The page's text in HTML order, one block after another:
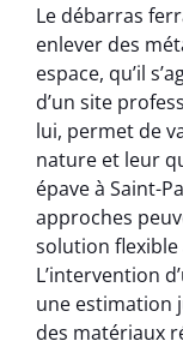
Le débarras
enlever des
espace, qu’il
d’un site
lui, permet de
nature et leur
épave à Saint-
approches
solution
L’intervention
une estimation
des matériaux